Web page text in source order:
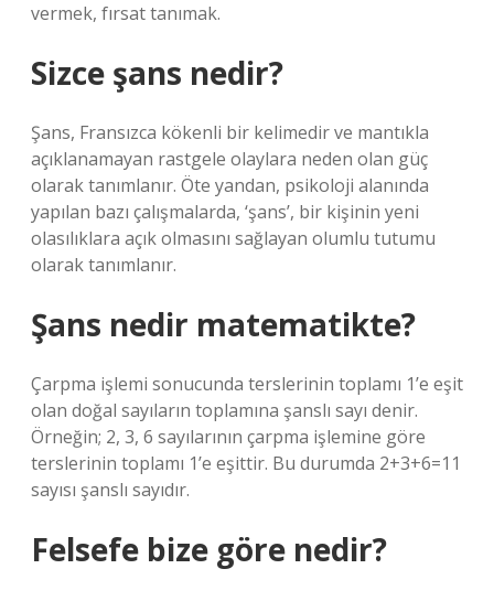
vermek, fırsat tanımak.
Sizce şans nedir?
Şans, Fransızca kökenli bir kelimedir ve mantıkla
açıklanamayan rastgele olaylara neden olan güç
olarak tanımlanır. Öte yandan, psikoloji alanında
yapılan bazı çalışmalarda, ‘şans’, bir kişinin yeni
olasılıklara açık olmasını sağlayan olumlu tutumu
olarak tanımlanır.
Şans nedir matematikte?
Çarpma işlemi sonucunda terslerinin toplamı 1’e eşit
olan doğal sayıların toplamına şanslı sayı denir.
Örneğin; 2, 3, 6 sayılarının çarpma işlemine göre
terslerinin toplamı 1’e eşittir. Bu durumda 2+3+6=11
sayısı şanslı sayıdır.
Felsefe bize göre nedir?